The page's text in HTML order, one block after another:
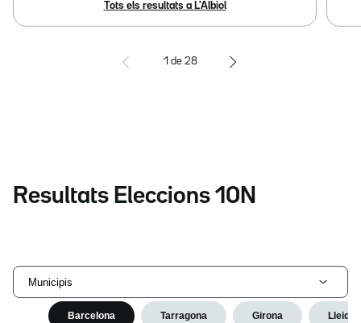
Tots els resultats a L'Albiol
1 de 28
Resultats Eleccions 10N
Municipis
Barcelona Tarragona Girona Lleida